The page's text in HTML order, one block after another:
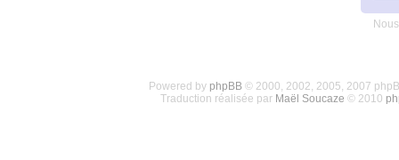
Powered by phpBB© 2000, 2002, 2005, 2007
Traduction réalisée par Maël Soucaze © 2010